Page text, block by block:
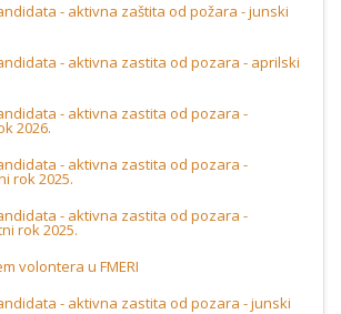
- aktivna zaštita od požara - junski
- aktivna zastita od pozara - aprilski
- aktivna zastita od pozara -
2026.
- aktivna zastita od pozara -
rok 2025.
- aktivna zastita od pozara -
rok 2025.
volontera u FMERI
- aktivna zastita od pozara - junski